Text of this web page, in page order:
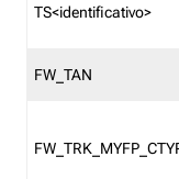
TS<identificativo>
FW_TAN